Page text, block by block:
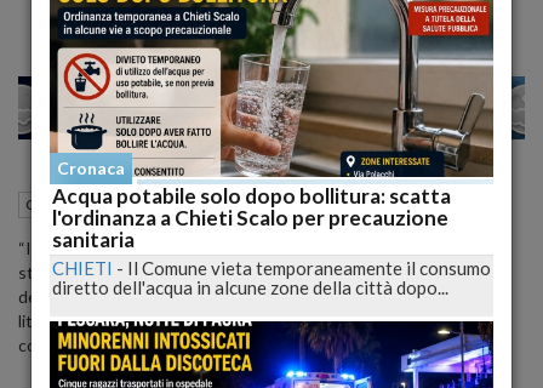
VENEZIA 23 25
Cronaca L'Aquila (AQ) 15 Novembre 2011 12:03
“In questi cinque anni per salvare il fiume Aterno-Pescara sono
stati realizzati 165 chilometri di collettori fognari, impianti di
depurazione per 115 mila abitanti equivalenti, nuovi pozzi da 700
litri al secondo, serbatoi di accumulo per 16.300 metri cubi totali,
condotte acquedottistiche per 9 chilometri”.
Cronaca
Acqua potabile solo dopo bollitura: scatta
l'ordinanza a Chieti Scalo per precauzione
sanitaria
CHIETI - Il Comune vieta temporaneamente il consumo
diretto dell'acqua in alcune zone della città dopo...